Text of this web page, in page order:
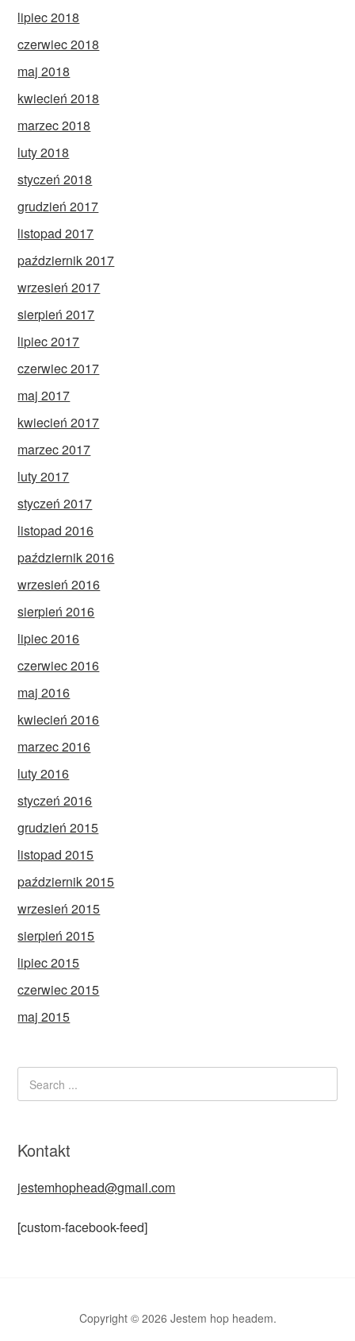
lipiec 2018
czerwiec 2018
maj 2018
kwiecień 2018
marzec 2018
luty 2018
styczeń 2018
grudzień 2017
listopad 2017
październik 2017
wrzesień 2017
sierpień 2017
lipiec 2017
czerwiec 2017
maj 2017
kwiecień 2017
marzec 2017
luty 2017
styczeń 2017
listopad 2016
październik 2016
wrzesień 2016
sierpień 2016
lipiec 2016
czerwiec 2016
maj 2016
kwiecień 2016
marzec 2016
luty 2016
styczeń 2016
grudzień 2015
listopad 2015
październik 2015
wrzesień 2015
sierpień 2015
lipiec 2015
czerwiec 2015
maj 2015
Kontakt
jestemhophead@gmail.com
[custom-facebook-feed]
Copyright © 2026 Jestem hop headem.